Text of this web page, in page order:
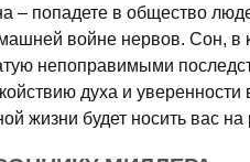
попадете в общество
войне нервов. Сон, в
непоправимыми
духа и уверенности
жизни будет носить вас на